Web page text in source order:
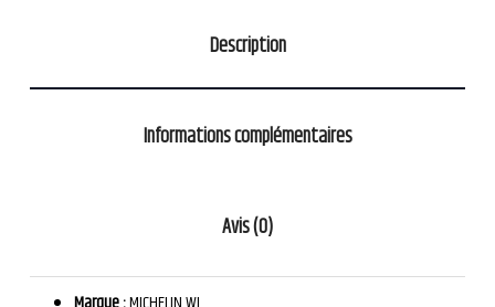
Description
Informations complémentaires
Avis (0)